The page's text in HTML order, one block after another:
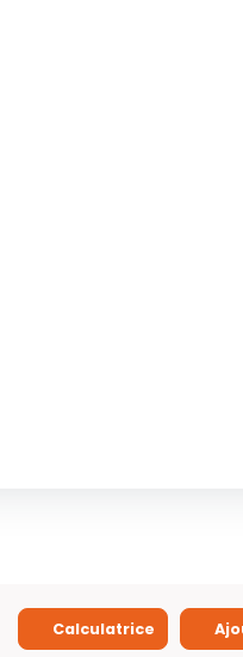
Calculatrice